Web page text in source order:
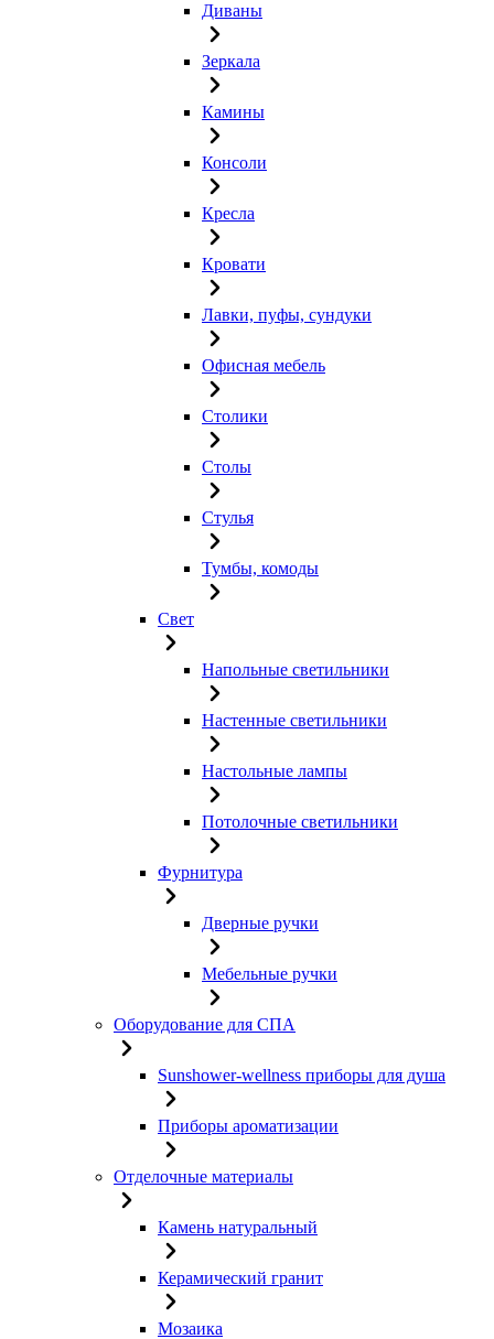
Диваны
Зеркала
Камины
Консоли
Кресла
Кровати
Лавки, пуфы, сундуки
Офисная мебель
Столики
Столы
Стулья
Тумбы, комоды
Свет
Напольные светильники
Настенные светильники
Настольные лампы
Потолочные светильники
Фурнитура
Дверные ручки
Мебельные ручки
Оборудование для СПА
Sunshower-wellness приборы для душа
Приборы ароматизации
Отделочные материалы
Камень натуральный
Керамический гранит
Мозаика